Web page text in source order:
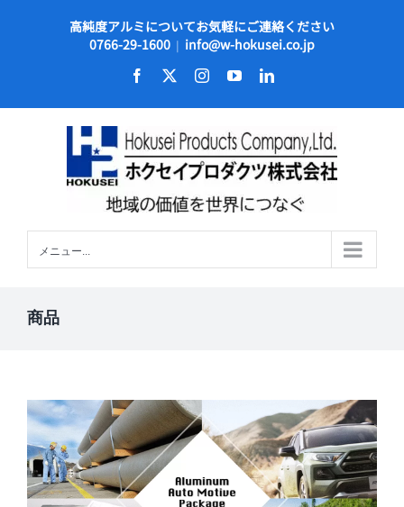
高純度アルミについてお気軽にご連絡ください
0766-29-1600 | info@w-hokusei.co.jp
Facebook InstagramYouTubeLinkedIn
メニュー...
商品